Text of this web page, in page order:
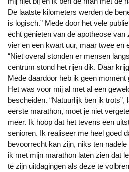
De laatste kilometers werden de
is logisch.” Mede door het vele
echt genieten van de apotheose van
vier en een kwart uur, maar twee en
“Niet overal stonden er mensen
centrum stond het rijen dik. Daar
Mede daardoor heb ik geen moment
Het was voor mij al met al een
bescheiden. “Natuurlijk ben ik trots”,
eerste marathon, moet je niet
meer. Ik hoop dat het tevens een
senioren. Ik realiseer me heel goed
bevoorrecht kan zijn, niks ten
ik met mijn marathon laten zien dat
te zijn uitdagingen als deze te